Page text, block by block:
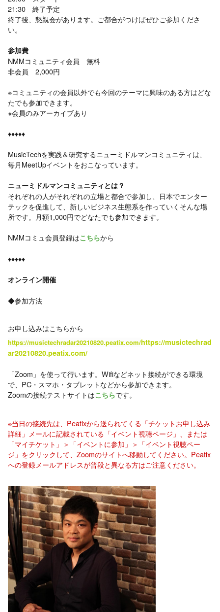
21:30 終了予定
終了後、懇親会があります。ご都合がつけばぜひご参加くださ
い。
参加費
NMMコミュニティ会員 無料
非会員 2,000円
※コミュニティの会員以外でも今回のテーマに興味のある方はどな
たでも参加できます。
※会員のみアーカイブあり
♦︎♦︎♦︎♦︎♦︎
MusicTechを実践＆研究するニューミドルマンコミュニティは、
毎月MeetUpイベントをおこなっています。
ニューミドルマンコミュニティとは？
それぞれの人がそれぞれの立場と都合で参加し、日本でエンター
テックを促進して、新しいビジネス生態系を作っていくそんな場
所です。月額1,000円でどなたでも参加できます。
NMMコミュ会員登録はこちらから
♦︎♦︎♦︎♦︎♦︎
オンライン開催
◆参加方法
お申し込みはこちらから
https://musictechradar20210820.peatix.com/https://musictechrad
ar20210820.peatix.com/
「Zoom」を使って行います。Wifiなどネット接続ができる環境
で、PC・スマホ・タブレットなどから参加できます。
Zoomの接続テストサイトはこちらです。
※当日の接続先は、Peatixから送られてくる「チケットお申し込み
詳細」メールに記載されている「イベント視聴ページ」、または
「マイチケット」＞「イベントに参加」＞「イベント視聴ペー
ジ」をクリックして、Zoomのサイトへ移動してください。Peatix
への登録メールアドレスが普段と異なる方はご注意ください。